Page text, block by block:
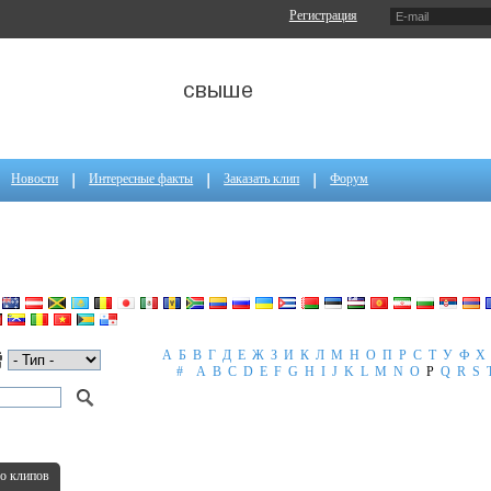
Регистрация
Новости Интересные факты Заказать клип Форум
А Б В Г Д Е Ж З И К Л М Н О П Р С Т У Ф Х
#
A B C D E F G H I J K L M N O P Q R S
клипов